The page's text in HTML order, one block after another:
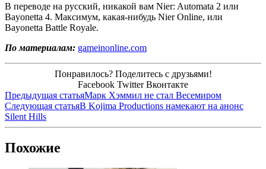
В переводе на русский, никакой вам Nier: Automata 2 или
Bayonetta 4. Максимум, какая-нибудь Nier Online, или
Bayonetta Battle Royale.
По материалам: gameinonline.com
Понравилось? Поделитесь с друзьями!
Facebook Twitter Вконтакте
Предыдущая статьяМарк Хэммил не стал Весемиром
Следующая статьяВ Kojima Productions намекают на анонс
Silent Hills
Похожие